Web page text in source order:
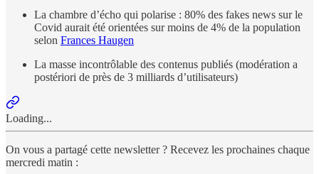
La chambre d’écho qui polarise : 80% des fakes news sur le
Covid aurait été orientées sur moins de 4% de la population
selon Frances Haugen
La masse incontrôlable des contenus publiés (modération a
postériori de près de 3 milliards d’utilisateurs)
Loading...
On vous a partagé cette newsletter ? Recevez les prochaines chaque
mercredi matin :